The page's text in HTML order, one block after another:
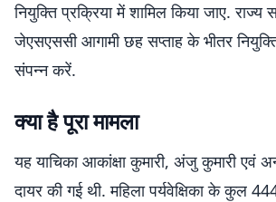
नियुक्ति प्रक्रिया में शामिल किया जाए.
जेएसएससी आगामी छह सप्ताह के भीतर
संपन्न करें.
क्या है पूरा मामला
यह याचिका आकांक्षा कुमारी, अंजु कुमारी एवं
दायर की गई थी. महिला पर्यवेक्षिका के कुल